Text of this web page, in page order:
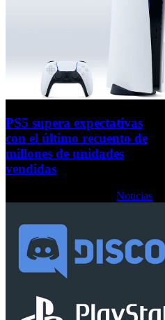
PS5 supera expectativas
con el último recuento de
millones de unidades
vendidas
Noticias